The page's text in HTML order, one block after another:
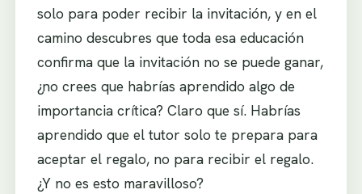
solo para poder recibir la invitación, y en el
camino descubres que toda esa educación
confirma que la invitación no se puede ganar,
¿no crees que habrías aprendido algo de
importancia crítica? Claro que sí. Habrías
aprendido que el tutor solo te prepara para
aceptar el regalo, no para recibir el regalo.
¿Y no es esto maravilloso?